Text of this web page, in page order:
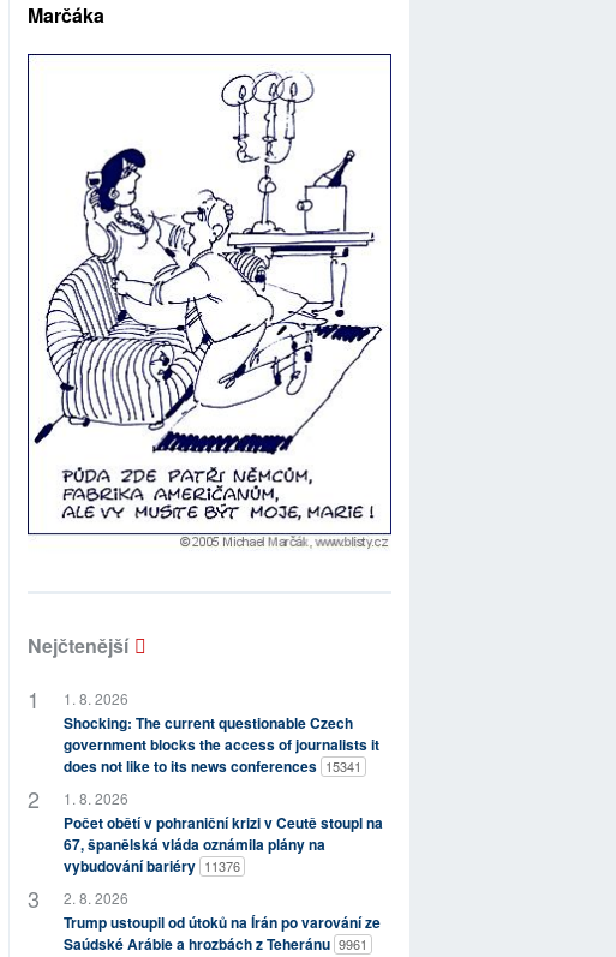
Marčáka
Nejčtenější
1. 8. 2026
Shocking: The current questionable Czech
government blocks the access of journalists it
does not like to its news conferences 15341
1. 8. 2026
Počet obětí v pohraniční krizi v Ceutě stoupl na
67, španělská vláda oznámila plány na
vybudování bariéry 11376
2. 8. 2026
Trump ustoupil od útoků na Írán po varování ze
Saúdské Arábie a hrozbách z Teheránu 9961